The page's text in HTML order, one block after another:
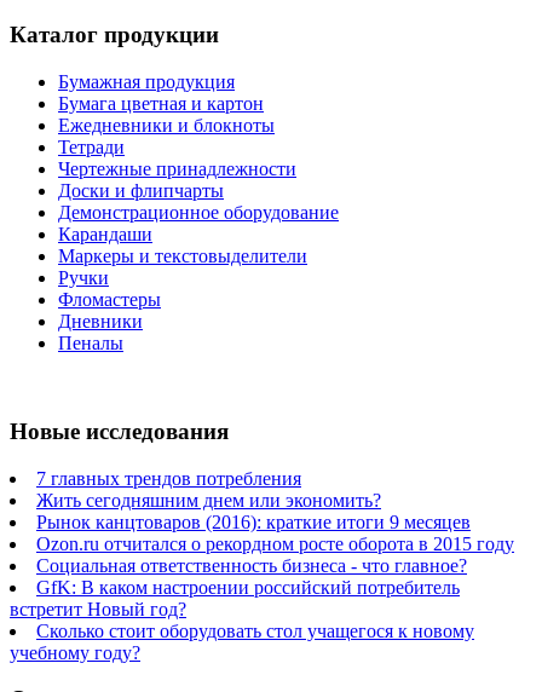
Каталог продукции
Бумажная продукция
Бумага цветная и картон
Ежедневники и блокноты
Тетради
Чертежные принадлежности
Доски и флипчарты
Демонстрационное оборудование
Карандаши
Маркеры и текстовыделители
Ручки
Фломастеры
Дневники
Пеналы
Новые исследования
7 главных трендов потребления
Жить сегодняшним днем или экономить?
Рынок канцтоваров (2016): краткие итоги 9 месяцев
Ozon.ru отчитался о рекордном росте оборота в 2015 году
Социальная ответственность бизнеса - что главное?
GfK: В каком настроении российский потребитель
встретит Новый год?
Сколько стоит оборудовать стол учащегося к новому
учебному году?